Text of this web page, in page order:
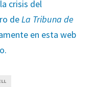
crisis del
deLa Tribuna de
en esta web